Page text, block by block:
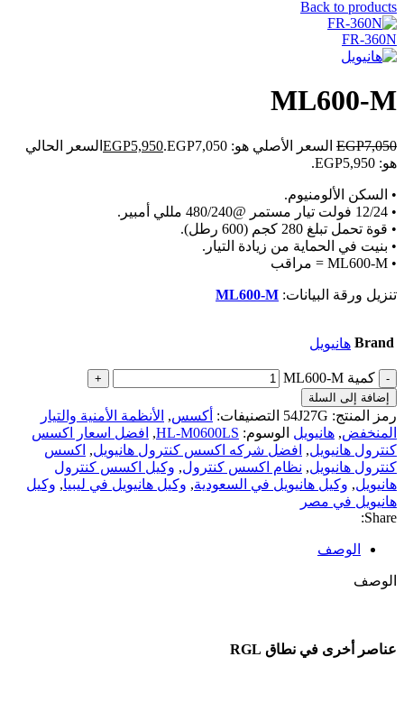
Back to products
FR-360N
ML600-M
EGP7,050 السعر الأصلي هو: EGP7,050. EGP5,950
السعر الحالي
هو: EGP5,950.
• السكن الألومنيوم.
• 12/24 فولت تيار مستمر @480/240 مللي أمبير.
• قوة تحمل تبلغ 280 كجم (600 رطل).
• بنيت في الحماية من زيادة التيار.
• ML600-M = مراقب
تنزيل ورقة البيانات: ML600-M
Brand هانيويل
كمية ML600-M
إضافة إلى السلة
رمز المنتج: 54J27G التصنيفات: أكسس, الأنظمة الأمنية والتيار
المنخفض, هانيويل الوسوم: HL-M0600LS
, افضل اسعار اكسس
كنترول هانيويل, افضل شركه اكسس كنترول هانيويل, اكسس
كنترول هانيويل, نظام اكسس كنترول, وكيل اكسس كنترول
هانيويل, وكيل هانيويل في السعودية, وكيل هانيويل في ليبيا, وكيل
هانيويل في مصر
Share:
الوصف
الوصف
عناصر أخرى في نطاق RGL